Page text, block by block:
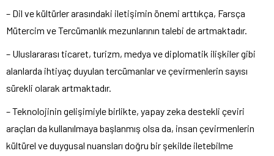
– Dil ve kültürler arasındaki iletişimin önemi arttıkça, Farsça
Mütercim ve Tercümanlık mezunlarının talebi de artmaktadır.
– Uluslararası ticaret, turizm, medya ve diplomatik ilişkiler gibi
alanlarda ihtiyaç duyulan tercümanlar ve çevirmenlerin sayısı
sürekli olarak artmaktadır.
– Teknolojinin gelişimiyle birlikte, yapay zeka destekli çeviri
araçları da kullanılmaya başlanmış olsa da, insan çevirmenlerin
kültürel ve duygusal nuansları doğru bir şekilde iletebilme